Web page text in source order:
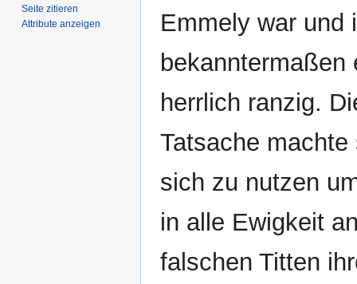
Emmely war und
bekanntermaßen
herrlich ranzig.
Tatsache machte
sich zu nutzen
in alle Ewigkeit
falschen Titten
Seite zitieren
Attribute anzeigen